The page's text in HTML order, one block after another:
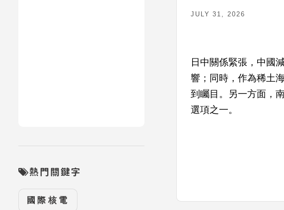
JULY 31, 2026
日中關係緊張，中國
響；同時，作為稀土
到矚目。另一方面，
選項之一。
熱門關鍵字
國際核電